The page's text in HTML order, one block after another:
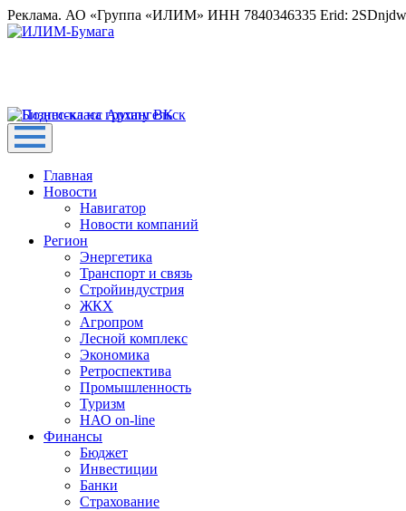
Реклама. АО «Группа «ИЛИМ» ИНН 7840346335 Erid:
Главная
Новости
Навигатор
Новости компаний
Регион
Энергетика
Транспорт и связь
Стройиндустрия
ЖКХ
Агропром
Лесной комплекс
Экономика
Ретроспектива
Промышленность
Туризм
НАО on-line
Финансы
Бюджет
Инвестиции
Банки
Страхование